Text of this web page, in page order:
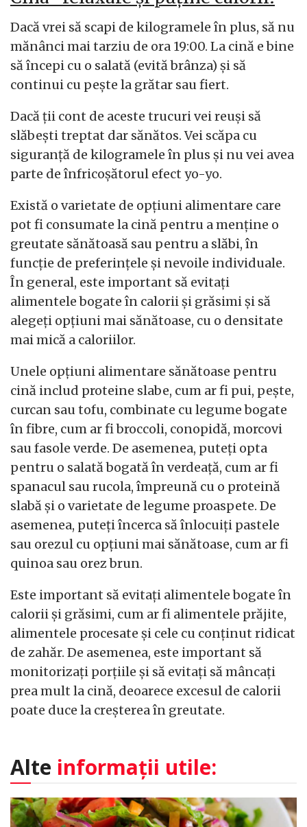
Dacă vrei să scapi de kilogramele în plus, să nu
mănânci mai tarziu de ora 19:00. La cină e bine
să începi cu o salată (evită brânza) şi să
continui cu peşte la grătar sau fiert.
Dacă ţii cont de aceste trucuri vei reuşi să
slăbeşti treptat dar sănătos. Vei scăpa cu
siguranţă de kilogramele în plus şi nu vei avea
parte de înfricoşătorul efect yo-yo.
Există o varietate de opțiuni alimentare care
pot fi consumate la cină pentru a menține o
greutate sănătoasă sau pentru a slăbi, în
funcție de preferințele și nevoile individuale.
În general, este important să evitați
alimentele bogate în calorii și grăsimi și să
alegeți opțiuni mai sănătoase, cu o densitate
mai mică a caloriilor.
Unele opțiuni alimentare sănătoase pentru
cină includ proteine slabe, cum ar fi pui, pește,
curcan sau tofu, combinate cu legume bogate
în fibre, cum ar fi broccoli, conopidă, morcovi
sau fasole verde. De asemenea, puteți opta
pentru o salată bogată în verdeață, cum ar fi
spanacul sau rucola, împreună cu o proteină
slabă și o varietate de legume proaspete. De
asemenea, puteți încerca să înlocuiți pastele
sau orezul cu opțiuni mai sănătoase, cum ar fi
quinoa sau orez brun.
Este important să evitați alimentele bogate în
calorii și grăsimi, cum ar fi alimentele prăjite,
alimentele procesate și cele cu conținut ridicat
de zahăr. De asemenea, este important să
monitorizați porțiile și să evitați să mâncați
prea mult la cină, deoarece excesul de calorii
poate duce la creșterea în greutate.
Alte informații utile: